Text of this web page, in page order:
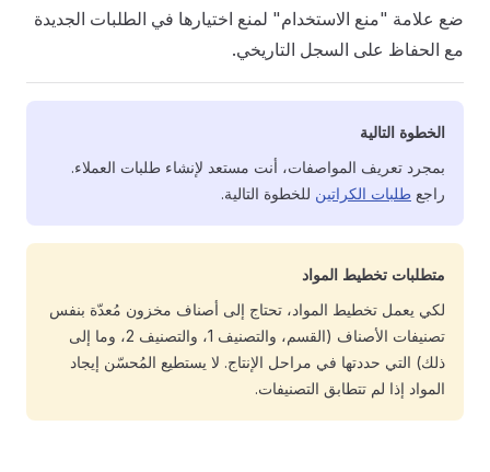
ضع علامة "منع الاستخدام" لمنع اختيارها في الطلبات الجديدة
مع الحفاظ على السجل التاريخي.
الخطوة التالية
بمجرد تعريف المواصفات، أنت مستعد لإنشاء طلبات العملاء.
راجع طلبات الكراتين للخطوة التالية.
متطلبات تخطيط المواد
لكي يعمل تخطيط المواد، تحتاج إلى أصناف مخزون مُعدّة بنفس
تصنيفات الأصناف (القسم، والتصنيف 1، والتصنيف 2، وما إلى
ذلك) التي حددتها في مراحل الإنتاج. لا يستطيع المُحسّن إيجاد
المواد إذا لم تتطابق التصنيفات.